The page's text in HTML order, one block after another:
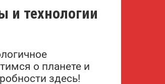
и технологии
о планете и
здесь!